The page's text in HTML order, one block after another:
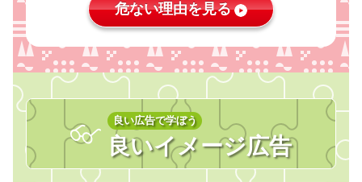
危ない理由を見る
良い広告で学ぼう
良いイメージ広告